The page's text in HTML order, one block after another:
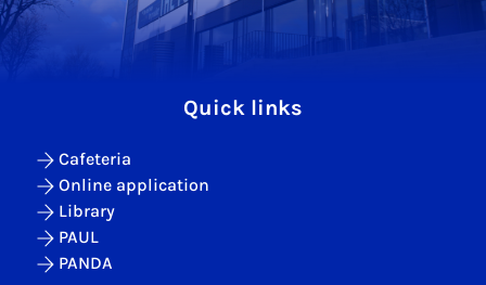
Quick links
Cafeteria
Online application
Library
PAUL
PANDA